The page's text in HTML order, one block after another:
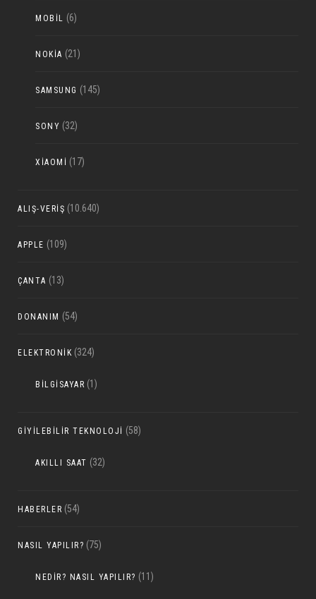
MOBIL (6)
NOKIA (21)
SAMSUNG (145)
SONY (32)
XIAOMI (17)
ALIŞ-VERIŞ (10.640)
APPLE (109)
ÇANTA (13)
DONANIM (54)
ELEKTRONIK (324)
BILGISAYAR (1)
GIYILEBILIR TEKNOLOJI (58)
AKILLI SAAT (32)
HABERLER (54)
NASIL YAPILIR? (75)
NEDIR? NASIL YAPILIR? (11)